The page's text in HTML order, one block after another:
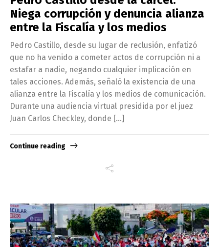
Niega corrupción y denuncia alianza
entre la Fiscalía y los medios
Pedro Castillo, desde su lugar de reclusión, enfatizó
que no ha venido a cometer actos de corrupción ni a
estafar a nadie, negando cualquier implicación en
tales acciones. Además, señaló la existencia de una
alianza entre la Fiscalía y los medios de comunicación.
Durante una audiencia virtual presidida por el juez
Juan Carlos Checkley, donde […]
Continue reading